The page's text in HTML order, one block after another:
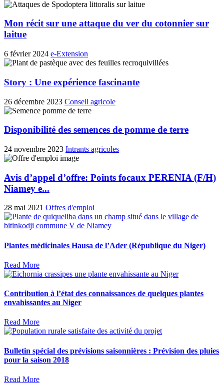
Mon récit sur une attaque du ver du cotonnier sur
laitue
6 février 2024 e-Extension
Story : Une expérience fascinante
26 décembre 2023 Conseil agricole
Disponibilité des semences de pomme de terre
24 novembre 2023 Intrants agricoles
Avis d’appel d’offre: Points focaux PERENIA (F/H)
Niamey e...
28 mai 2021 Offres d'emploi
Plantes médicinales Hausa de l’Ader (République du Niger)
Read More
Contribution à l’état des connaissances de quelques plantes
envahissantes au Niger
Read More
Bulletin spécial des prévisions saisonnières : Prévision des pluies
pour la saison 2018
Read More